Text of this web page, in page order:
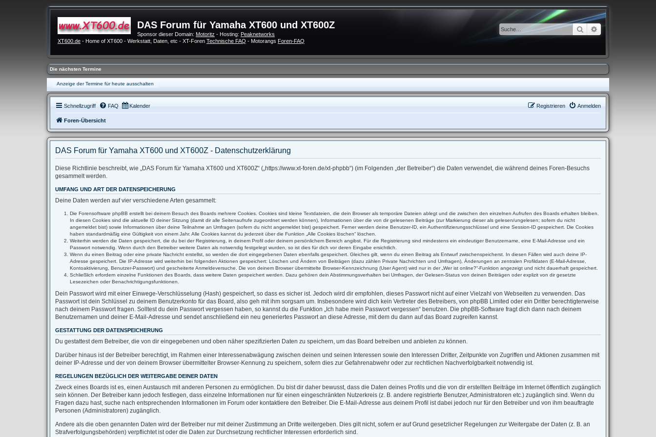
DAS Forum für Yamaha XT600 und XT600Z
Sponsor dieser Domain: Motoritz - Hosting: Peaknetworks
XT600.de - Home of XT600 - Werkstatt, Daten, etc - XT-Foren Technische FAQ - Motorangs Foren-FAQ
Suche Erweiterte Suche
Die nächsten Termine
Anzeige der Termine für heute ausschalten
Schnellzugriff FAQ Kalender Anmelden
Registrieren
Foren-Übersicht
DAS Forum für Yamaha XT600 und XT600Z - Datenschutzerklärung
Diese Richtlinie beschreibt, wie „DAS Forum für Yamaha XT600 und XT600Z“ („https://www.xt-foren.de/xt-phpbb“) (im Folgenden „der Betreiber“) die Daten verwendet, die während deines Foren-Besuchs
gesammelt werden.
UMFANG UND ART DER DATENSPEICHERUNG
Deine Daten werden auf vier verschiedene Arten gesammelt:
Die Forensoftware phpBB erstellt bei deinem Besuch des Boards mehrere Cookies. Cookies sind kleine Textdateien, die dein Browser als temporäre Dateien ablegt und die zwischen den einzelnen Aufrufen des Boards erhalten bleiben.
In diesen Cookies sind die aktuelle ID deiner Sitzung (damit dir alle Seitenaufrufe zugeordnet werden können), Informationen über die von dir gelesenen Beiträge (zur Markierung dieser als gelesen/ungelesen; sofern du nicht
angemeldet bist) sowie Informationen über deine Teilnahme an Umfragen (sofern du nicht angemeldet bist) gespeichert. Ferner werden deine Benutzer-ID, ein Authentifizierungsschlüssel und eine Session-ID gespeichert. Die Cookies
haben standardmäßig eine Gültigkeit von einem Jahr. Alle Cookies kannst du jederzeit über die Funktion „Alle Cookies löschen“ löschen.
Weiterhin werden die Daten gespeichert, die du bei der Registrierung, in deinem Profil oder deinem persönlichem Bereich angibst. Für die Registrierung sind mindestens ein eindeutiger Benutzername, eine E-Mail-Adresse und ein
Passwort notwendig. Wenn durch den Betreiber weitere Daten als notwendig festgelegt wurden, so ist dies für dich vor deren Eingabe ersichtlich.
Wenn du einen Beitrag oder eine private Nachricht erstellst, so werden die dort eingegebenen Daten ebenfalls gespeichert. Gleiches gilt, wenn du einen Beitrag als Entwurf zwischenspeicherst. In diesen Fällen wird auch deine IP-
Adresse gespeichert. Die IP-Adresse wird weiterhin bei folgenden Aktionen gespeichert: Löschen und Ändern von Beiträgen (dazu zählen Private Nachrichten und Umfragen), Änderungen an zentralen Profildaten (E-Mail-Adresse,
Kontoaktivierung, Benutzer-Passwort) und gescheiterte Anmeldeversuche. Die von deinem Browser übermittelte Browser-Kennzeichnung (User Agent) wird nur in der „Wer ist online?“-Funktion angezeigt und nicht dauerhaft gespeichert.
Schließlich erfordern einzelne Funktionen des Boards, dass weitere Daten gespeichert werden. Dazu gehören dein Abstimmungsverhalten bei Umfragen, der Gelesen-Status von deinen Beiträgen oder explizit von dir gesetzte
Lesezeichen oder Benachrichtigungsfunktionen.
Dein Passwort wird mit einer Einwege-Verschlüsselung (Hash) gespeichert, so dass es sicher ist. Jedoch wird dir empfohlen, dieses Passwort nicht auf einer Vielzahl von Webseiten zu verwenden. Das
Passwort ist dein Schlüssel zu deinem Benutzerkonto für das Board, also geh mit ihm sorgsam um. Insbesondere wird dich kein Vertreter des Betreibers, von phpBB Limited oder ein Dritter berechtigterweise
nach deinem Passwort fragen. Solltest du dein Passwort vergessen haben, so kannst du die Funktion „Ich habe mein Passwort vergessen“ benutzen. Die phpBB-Software fragt dich dann nach deinem
Benutzernamen und deiner E-Mail-Adresse und sendet anschließend ein neu generiertes Passwort an diese Adresse, mit dem du dann auf das Board zugreifen kannst.
GESTATTUNG DER DATENSPEICHERUNG
Du gestattest dem Betreiber, die von dir eingegebenen und oben näher spezifizierten Daten zu speichern, um das Board betreiben und anbieten zu können.
Darüber hinaus ist der Betreiber berechtigt, im Rahmen einer Interessenabwägung zwischen deinen und seinen Interessen sowie den Interessen Dritter, Zeitpunkte von Zugriffen und Aktionen zusammen mit
deiner IP-Adresse und der von deinem Browser übermittelter Browser-Kennung zu speichern, sofern dies zur Gefahrenabwehr oder zur rechtlichen Nachverfolgbarkeit notwendig ist.
REGELUNGEN BEZÜGLICH DER WEITERGABE DEINER DATEN
Zweck eines Boards ist es, einen Austausch mit anderen Personen zu ermöglichen. Du bist dir daher bewusst, dass die Daten deines Profils und die von dir erstellten Beiträge im Internet öffentlich zugänglich
sein können. Der Betreiber kann jedoch festlegen, dass einzelne Informationen nur für einen eingeschränkten Nutzerkreis (z. B. andere registrierte Benutzer, Administratoren etc.) zugänglich sind. Wenn du
Fragen dazu hast, suche nach entsprechenden Informationen im Forum oder kontaktiere den Betreiber. Die E-Mail-Adresse aus deinem Profil ist dabei jedoch nur für den Betreiber und von ihm beauftragte
Personen (Administratoren) zugänglich.
Andere als die oben genannten Daten wird der Betreiber nur mit deiner Zustimmung an Dritte weitergeben. Dies gilt nicht, sofern er auf Grund gesetzlicher Regelungen zur Weitergabe der Daten (z. B. an
Strafverfolgungsbehörden) verpflichtet ist oder die Daten zur Durchsetzung rechtlicher Interessen erforderlich sind.